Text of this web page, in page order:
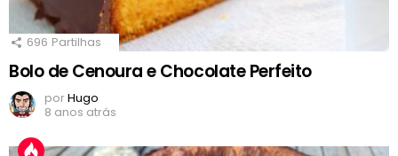
696 Partilhas
Bolo de Cenoura e Chocolate Perfeito
porHugo
8 anos atrás